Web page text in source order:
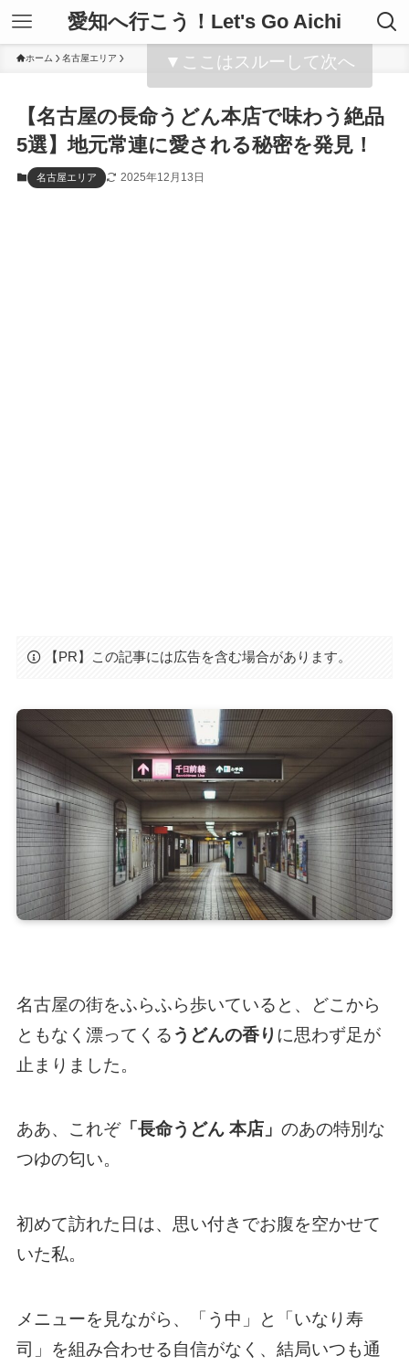
愛知へ行こう！Let's Go Aichi
ホーム 名古屋エリア
【名古屋の長命うどん本店で味わう絶品
5選】地元常連に愛される秘密を発見！
名古屋エリア 2025年12月13日
【PR】この記事には広告を含む場合があります。
名古屋の街をふらふら歩いていると、どこから
ともなく漂ってくる うどんの香り に思わず足が
止まりました。
ああ、これぞ「長命うどん 本店」 のあの特別な
つゆの匂い。
初めて訪れた日は、思い付きでお腹を空かせて
いた私。
メニューを見ながら、「う中」と「いなり寿
司」を組み合わせる自信がなく、結局いつも通
▼ここはスルーして次へ